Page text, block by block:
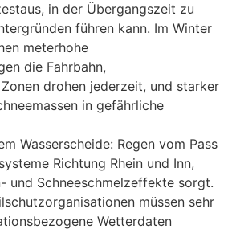
in der Übergangszeit zu
führen kann. Im Winter
meterhohe
die Fahrbahn,
drohen jederzeit, und starker
in gefährliche
Wasserscheide: Regen vom Pass
Richtung Rhein und Inn,
und Schneeschmelzeffekte sorgt.
müssen sehr
Wetterdaten